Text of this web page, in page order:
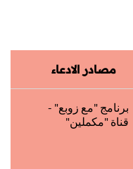
مصادر الادعاء
برنامج "مع زوبع" -
قناة "مكملين"